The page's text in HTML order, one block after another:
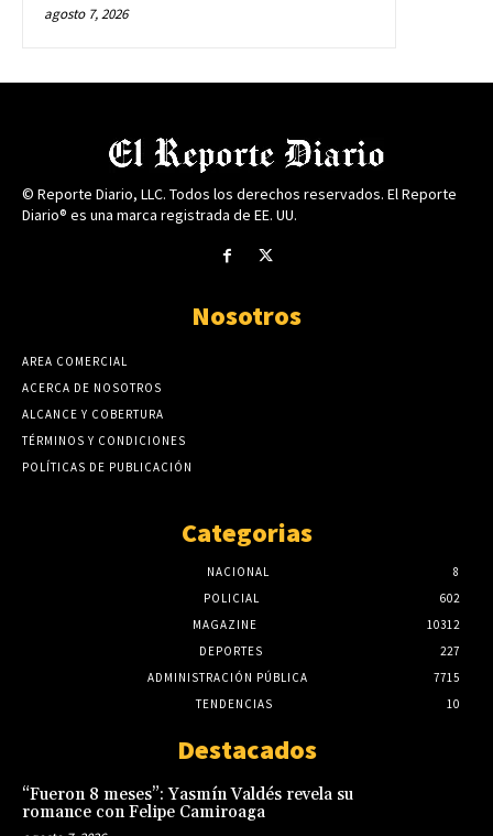
agosto 7, 2026
© Reporte Diario, LLC. Todos los derechos reservados. El Reporte
Diario® es una marca registrada de EE. UU.
Nosotros
AREA COMERCIAL
ACERCA DE NOSOTROS
ALCANCE Y COBERTURA
TÉRMINOS Y CONDICIONES
POLÍTICAS DE PUBLICACIÓN
Categorias
NACIONAL
8
POLICIAL
602
MAGAZINE
10312
DEPORTES
227
ADMINISTRACIÓN PÚBLICA
7715
TENDENCIAS
10
Destacados
“Fueron 8 meses”: Yasmín Valdés revela su
romance con Felipe Camiroaga